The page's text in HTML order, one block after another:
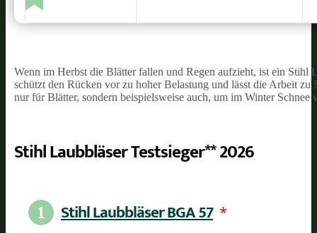
Wenn im Herbst die Blätter fallen und Regen aufzieht, ist ein Stihl
schützt den Rücken vor zu hoher Belastung und lässt die Arbeit
nur für Blätter, sondern beispielsweise auch, um im Winter Schnee
Stihl Laubbläser Testsieger** 2026
1 Stihl Laubbläser BGA 57 *